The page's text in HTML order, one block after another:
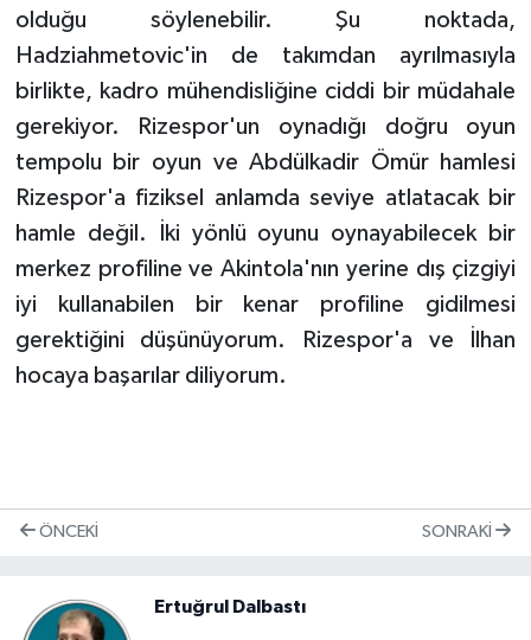
olduğu söylenebilir. Şu noktada,
Hadziahmetovic'in de takımdan ayrılmasıyla
birlikte, kadro mühendisliğine ciddi bir müdahale
gerekiyor. Rizespor'un oynadığı doğru oyun
tempolu bir oyun ve Abdülkadir Ömür hamlesi
Rizespor'a fiziksel anlamda seviye atlatacak bir
hamle değil. İki yönlü oyunu oynayabilecek bir
merkez profiline ve Akintola'nın yerine dış çizgiyi
iyi kullanabilen bir kenar profiline gidilmesi
gerektiğini düşünüyorum. Rizespor'a ve İlhan
hocaya başarılar diliyorum.
ÖNCEKI SONRAKI
Ertuğrul Dalbastı